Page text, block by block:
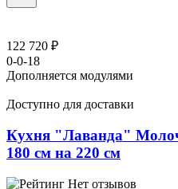
122 720 ₽
0-0-18
Дополняется модулями
Доступно для доставки
Кухня "Лаванда"
180 см на 220 см
Нет отзывов